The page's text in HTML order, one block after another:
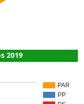
2019
PAR
PP